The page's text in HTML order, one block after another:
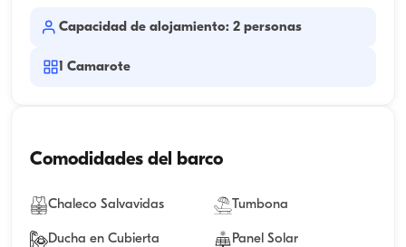
Capacidad de alojamiento: 2 personas
1 Camarote
Comodidades del barco
Chaleco Salvavidas Tumbona
Ducha en Cubierta Panel Solar